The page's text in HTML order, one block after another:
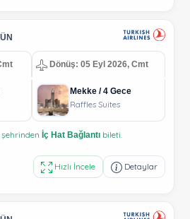
Dönüş: 05 Eyl 2026, Cmt
Mekke / 4 Gece
Raffles Suites
İç Hat Bağlantıbileti.
Hızlı İncele Detaylar